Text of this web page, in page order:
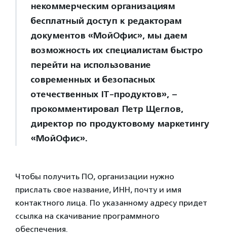
некоммерческим организациям
бесплатный доступ к редакторам
документов «МойОфис», мы даем
возможность их специалистам быстро
перейти на использование
современных и безопасных
отечественных IТ-продуктов», –
прокомментировал Петр Щеглов,
директор по продуктовому маркетингу
«МойОфис».
Чтобы получить ПО, организации нужно
прислать свое название, ИНН, почту и имя
контактного лица. По указанному адресу придет
ссылка на скачивание программного
обеспечения.